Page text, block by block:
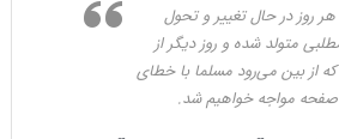
روز در حال تغییر و تحول
متولد شده و روز دیگر از
از بین می‌رود مسلما با خطای